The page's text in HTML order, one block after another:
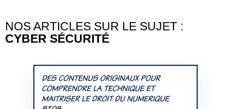
NOS ARTICLES SUR LE SUJET :
CYBER SÉCURITÉ